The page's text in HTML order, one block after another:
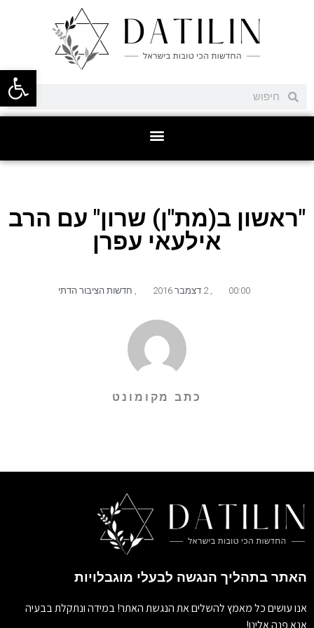
פתח
"ראשון ב(מת"ן) שרון" עם הרב
אילעאי עפרן
00:00
, 2 דצמבר 2016 , חדשות הציבור הדתי
כתב מקומונט
האתר בתהליך הנגשה לבעלי מוגבלויות
אנו עושים כל מאמץ להשלים את הנגשת האתר! במידה ונתקלת בבעיה
אנא פנה אלינו!